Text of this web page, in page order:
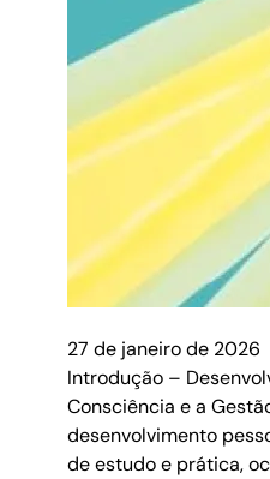
27 de janeiro de 2026
Introdução –
Consciência e a
desenvolvimento
de estudo e prática,